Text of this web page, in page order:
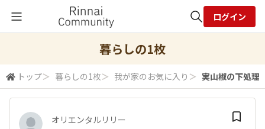
検索
ログイン
暮らしの1枚
トップ＞ 暮らしの1枚＞ 我が家のお気に入り ＞ 実山椒の下処理
オリエンタルリリー